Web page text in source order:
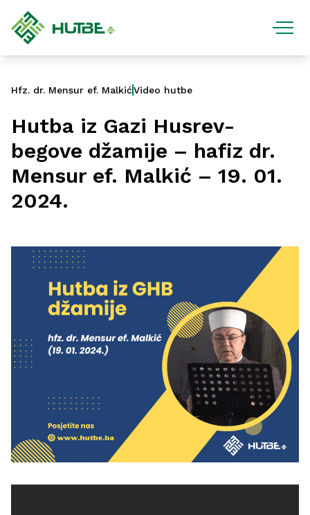
Hfz. dr. Mensur ef. MalkićVideo hutbe
Hutba iz Gazi Husrev-
begove džamije – hafiz dr.
Mensur ef. Malkić – 19. 01.
2024.